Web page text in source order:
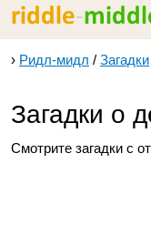
› Ридл-мидл / Загадки
Загадки о
Смотрите загадки с